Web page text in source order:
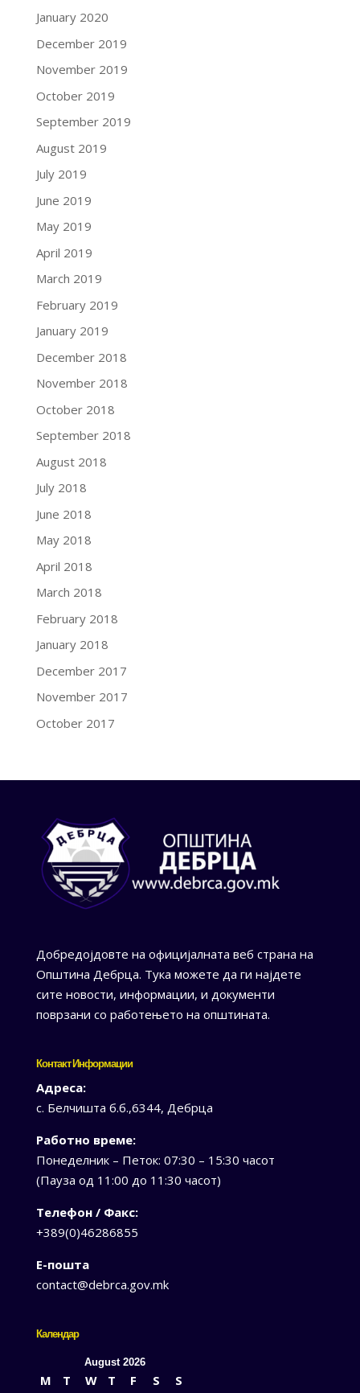
January 2020
December 2019
November 2019
October 2019
September 2019
August 2019
July 2019
June 2019
May 2019
April 2019
March 2019
February 2019
January 2019
December 2018
November 2018
October 2018
September 2018
August 2018
July 2018
June 2018
May 2018
April 2018
March 2018
February 2018
January 2018
December 2017
November 2017
October 2017
Добредојдовте на официјалната веб страна на
Општина Дебрца. Тука можете да ги најдете
сите новости, информации, и документи
поврзани со работењето на општината.
Контакт Информации
Адреса:
с. Белчишта б.б.,6344, Дебрца
Работно време:
Понеделник – Петок: 07:30 – 15:30 часот
(Пауза од 11:00 до 11:30 часот)
Телефон / Факс:
+389(0)46286855
Е-пошта
contact@debrca.gov.mk
Календар
August 2026
M T W T F S S